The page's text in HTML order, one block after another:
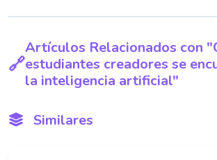
Artículos Relacionados con
estudiantes creadores se
la inteligencia artificial"
Similares